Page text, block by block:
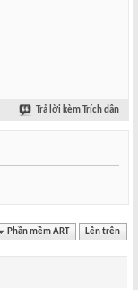
Trả lời kèm Trích dẫn
Phần mềm ART Lên trên